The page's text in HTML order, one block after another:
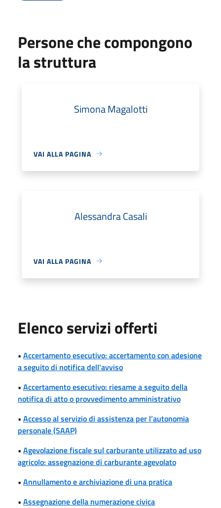
Persone che compongono
la struttura
Simona Magalotti
VAI ALLA PAGINA
Alessandra Casali
VAI ALLA PAGINA
Elenco servizi offerti
• Accertamento esecutivo: accertamento con adesione
a seguito di notifica dell'avviso
• Accertamento esecutivo: riesame a seguito della
notifica di atto o provvedimento amministrativo
• Accesso al servizio di assistenza per l’autonomia
personale (SAAP)
• Agevolazione fiscale sul carburante utilizzato ad uso
agricolo: assegnazione di carburante agevolato
• Annullamento e archiviazione di una pratica
• Assegnazione della numerazione civica